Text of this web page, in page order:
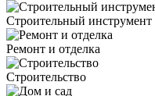
Строительный инструмент
Ремонт и отделка
Строительство